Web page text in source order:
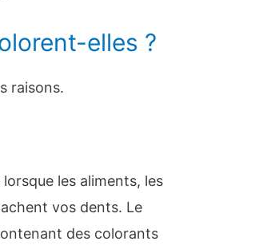
elles ?
raisons.
les aliments, les
vos dents. Le
des colorants